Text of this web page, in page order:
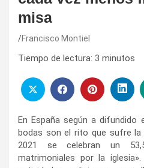
misa
Francisco Montiel
Tiempo de lectura: 3 minutos
En España según a difundido
bodas son el rito que sufre la
2021 se celebran un
matrimoniales por la